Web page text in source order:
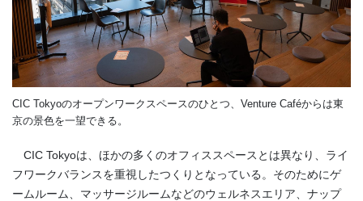
CIC Tokyoのオープンワークスペースのひとつ、Venture Caféからは東
京の景色を一望できる。
CIC Tokyoは、ほかの多くのオフィススペースとは異なり、ライ
フワークバランスを重視したつくりとなっている。そのためにゲ
ームルーム、マッサージルームなどのウェルネスエリア、ナップ